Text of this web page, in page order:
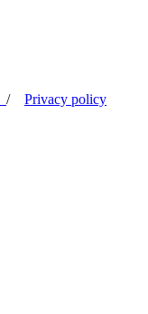
/ Privacy policy